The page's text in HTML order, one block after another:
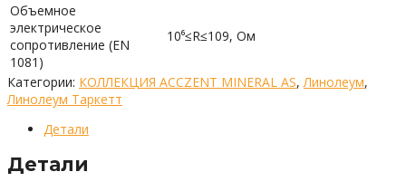
Объемное
электрическое
сопротивление (EN
1081)
10⁶≤R≤109, Ом
Категории: КОЛЛЕКЦИЯ ACCZENT MINERAL AS, Линолеум,
Линолеум Таркетт
Детали
Детали